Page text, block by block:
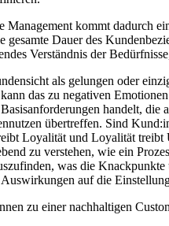
Management kommt dadurch
gesamte Dauer des
Verständnis der
als gelungen oder
das zu negativen
handelt, die
übertreffen. Sind
Loyalität und Loyalität treibt
zu verstehen, wie ein
was die
auf die
zu einer nachhaltigen